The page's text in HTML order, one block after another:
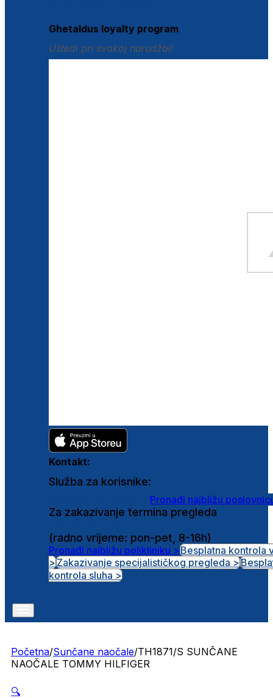
Ghetaldus loyalty program
Uštedi pri svakoj narudžbi!
Kontakt:
Služba za korisnike:
Pronađi najbližu
Za zakazivanje termina pregleda
(radno vrijeme: pon-pet, 8-16h)
Pronađi najbližu polikliniku >Besplatna kontrola
>Zakazivanje specijalističkog pregleda >
kontrola sluha >
Početna/Sunčane naočale/TH1871/S SUNČANE
NAOČALE TOMMY HILFIGER
🔍